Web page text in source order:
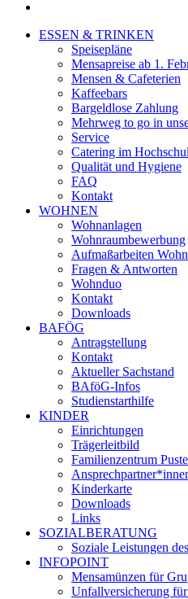
ESSEN & TRINKEN
Speisepläne
Mensapreise ab 1.
Mensen & Cafeterien
Kaffeebars
Bargeldlose Zahlung
Mehrweg to go in
Service
Catering im
Qualität und Hygiene
FAQ
Kontakt
WOHNEN
Wohnanlagen
Wohnraumbewerbung
Aufmaßarbeiten
Fragen & Antworten
Wohnduo
Kontakt
Downloads
BAFÖG
Antragstellung
Kontakt
Aktueller Sachstand
BAföG-Infos
Studienstarthilfe
KINDER
Einrichtungen
Trägerleitbild
Familienzentrum
Kinderkarte
Downloads
Links
SOZIALBERATUNG
Soziale Leistungen
INFOPOINT
Mensamünzen für
Unfallversicherung